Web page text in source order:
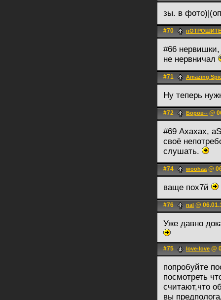
зы. в
#70
#66
не нервничал
#71 Amazing
Ну теперь
#72 Боров-- @
#69 Ахахах,
своё
слушать.
#74 woohaa@
ваще пох7й
#76 nal @
Уже давно
#75 love-love @
попробуйте
посмотреть
считают,что
вы